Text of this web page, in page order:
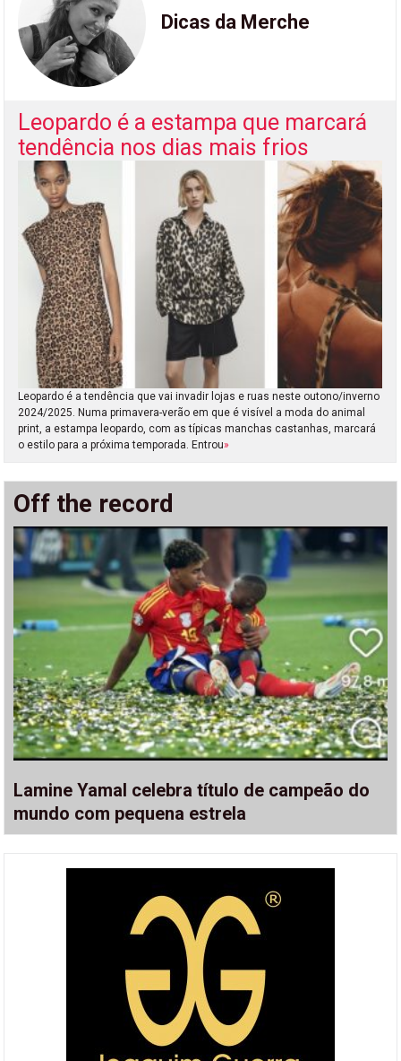
Dicas da Merche
Leopardo é a estampa que marcará
tendência nos dias mais frios
Leopardo é a tendência que vai invadir lojas e ruas neste outono/inverno
2024/2025. Numa primavera-verão em que é visível a moda do animal
print, a estampa leopardo, com as típicas manchas castanhas, marcará
o estilo para a próxima temporada. Entrou»
Off the record
Lamine Yamal celebra título de campeão do
mundo com pequena estrela